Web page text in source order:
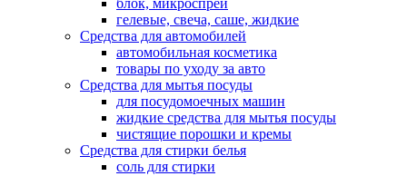
гелевые, свеча, саше, жидкие
Средства для автомобилей
автомобильная косметика
товары по уходу за авто
Средства для мытья посуды
для посудомоечных машин
жидкие средства для мытья посуды
чистящие порошки и кремы
Средства для стирки белья
соль для стирки